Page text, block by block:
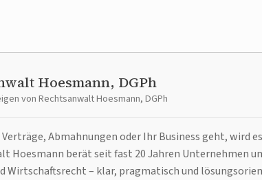
Hoesmann, DGPh
von Rechtsanwalt Hoesmann, DGPh
Verträge, Abmahnungen oder Ihr Business geht, wird
Hoesmann berät seit fast 20 Jahren Unternehmen
Wirtschaftsrecht – klar, pragmatisch und